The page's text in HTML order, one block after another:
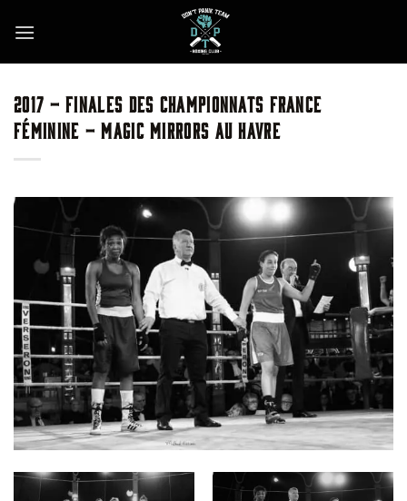
2017 – FINALES DES CHAMPIONNATS FRANCE
FÉMININE – MAGIC MIRRORS AU HAVRE